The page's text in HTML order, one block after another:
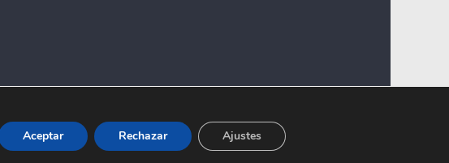
Aceptar Rechazar Ajustes